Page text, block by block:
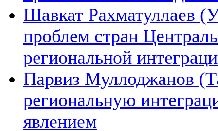
Шавкат Рахматуллаев
проблем стран
региональной
Парвиз Муллоджанов
региональную
явлением